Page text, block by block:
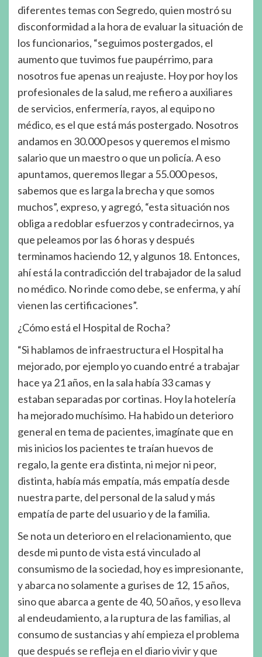
diferentes temas con Segredo, quien mostró su
disconformidad a la hora de evaluar la situación de
los funcionarios, “seguimos postergados, el
aumento que tuvimos fue paupérrimo, para
nosotros fue apenas un reajuste. Hoy por hoy los
profesionales de la salud, me refiero a auxiliares
de servicios, enfermería, rayos, al equipo no
médico, es el que está más postergado. Nosotros
andamos en 30.000 pesos y queremos el mismo
salario que un maestro o que un policía. A eso
apuntamos, queremos llegar a 55.000 pesos,
sabemos que es larga la brecha y que somos
muchos”, expreso, y agregó, “esta situación nos
obliga a redoblar esfuerzos y contradecirnos, ya
que peleamos por las 6 horas y después
terminamos haciendo 12, y algunos 18. Entonces,
ahí está la contradicción del trabajador de la salud
no médico. No rinde como debe, se enferma, y ahí
vienen las certificaciones”.
¿Cómo está el Hospital de Rocha?
“Si hablamos de infraestructura el Hospital ha
mejorado, por ejemplo yo cuando entré a trabajar
hace ya 21 años, en la sala había 33 camas y
estaban separadas por cortinas. Hoy la hotelería
ha mejorado muchísimo. Ha habido un deterioro
general en tema de pacientes, imagínate que en
mis inicios los pacientes te traían huevos de
regalo, la gente era distinta, ni mejor ni peor,
distinta, había más empatía, más empatía desde
nuestra parte, del personal de la salud y más
empatía de parte del usuario y de la familia.
Se nota un deterioro en el relacionamiento, que
desde mi punto de vista está vinculado al
consumismo de la sociedad, hoy es impresionante,
y abarca no solamente a gurises de 12, 15 años,
sino que abarca a gente de 40, 50 años, y eso lleva
al endeudamiento, a la ruptura de las familias, al
consumo de sustancias y ahí empieza el problema
que después se refleja en el diario vivir y que